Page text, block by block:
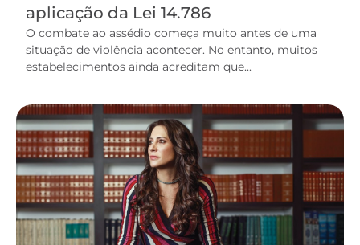
aplicação da Lei 14.786
O combate ao assédio começa muito antes de uma
situação de violência acontecer. No entanto, muitos
estabelecimentos ainda acreditam que...